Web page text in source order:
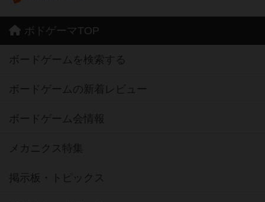
ボドゲーマTOP
ボードゲームを検索する
ボードゲームの新着レビュー
ボードゲーム会情報
メカニクス特集
掲示板・トピックス